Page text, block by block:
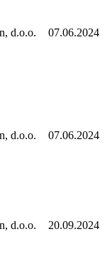
d.o.o. 07.06.2024
d.o.o. 07.06.2024
d.o.o. 20.09.2024